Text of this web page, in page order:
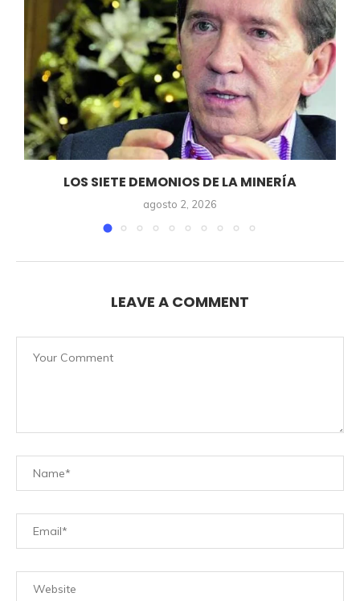
LOS SIETE DEMONIOS DE LA MINERÍA
agosto 2, 2026
LEAVE A COMMENT